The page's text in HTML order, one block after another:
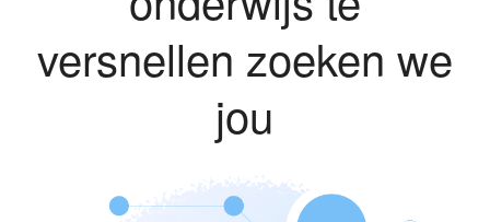
versnellen zoeken we
jou